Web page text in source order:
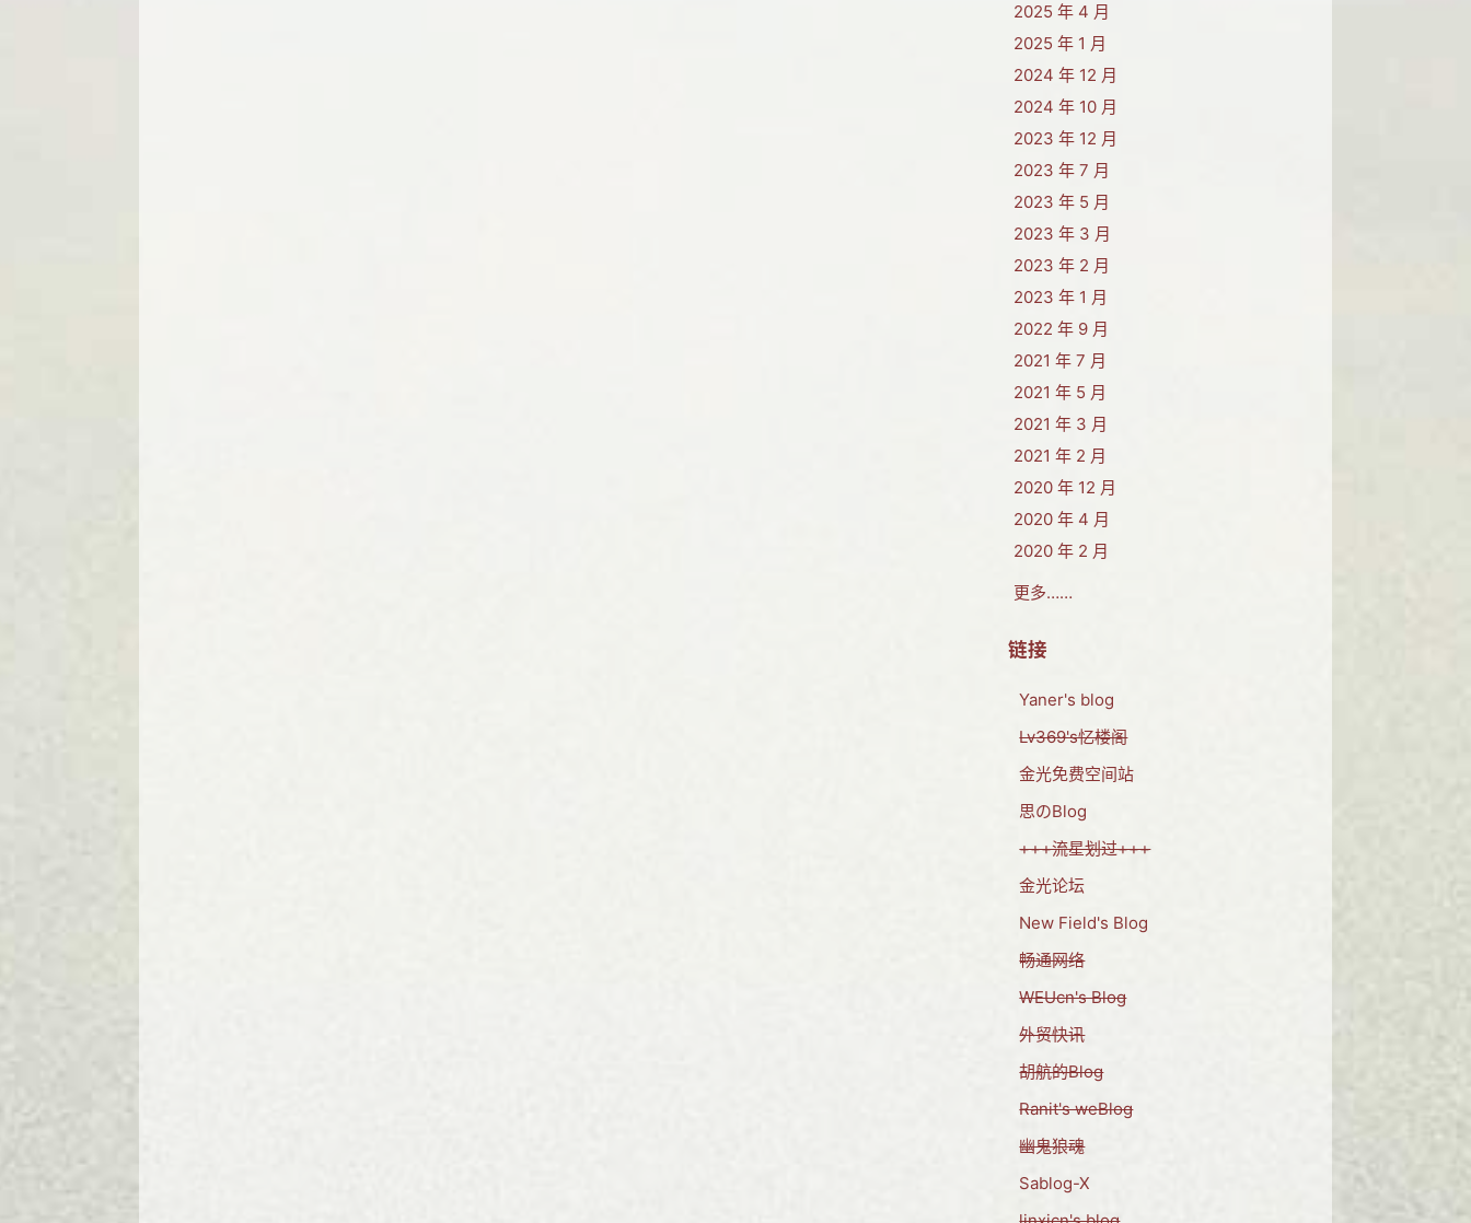
2025 年 4 月
2025 年 1 月
2024 年 12 月
2024 年 10 月
2023 年 12 月
2023 年 7 月
2023 年 5 月
2023 年 3 月
2023 年 2 月
2023 年 1 月
2022 年 9 月
2021 年 7 月
2021 年 5 月
2021 年 3 月
2021 年 2 月
2020 年 12 月
2020 年 4 月
2020 年 2 月
更多……
链接
Yaner's blog
Lv369's忆楼阁
金光免费空间站
思のBlog
+++流星划过+++
金光论坛
New Field's Blog
畅通网络
WEUcn's Blog
外贸快讯
胡航的Blog
Ranit's weBlog
幽鬼狼魂
Sablog-X